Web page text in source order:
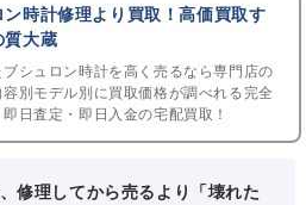
時計修理より買取！高価買取す
質大蔵
シュロン時計を高く売るなら専門店の
別モデル別に買取価格が調べれる完全
日査定・即日入金の宅配買取！
修理してから売るより「壊れた